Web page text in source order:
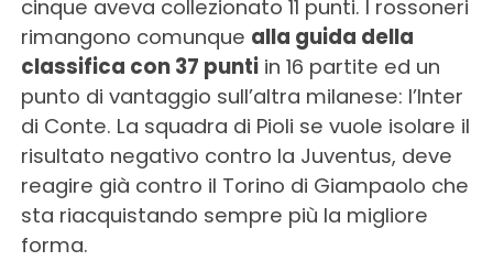
cinque aveva collezionato 11 punti. I rossoneri
rimangono comunque alla guida della
classifica con 37 puntiin 16 partite ed un
punto di vantaggio sull’altra milanese: l’Inter
di Conte. La squadra di Pioli se vuole isolare il
risultato negativo contro la Juventus, deve
reagire già contro il Torino di Giampaolo che
sta riacquistando sempre più la migliore
forma.